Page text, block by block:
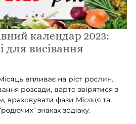
календар 2023:
для висівання
впливає на ріст рослин.
розсади, варто звірятися з
враховувати фази Місяця та
знаках зодіаку.